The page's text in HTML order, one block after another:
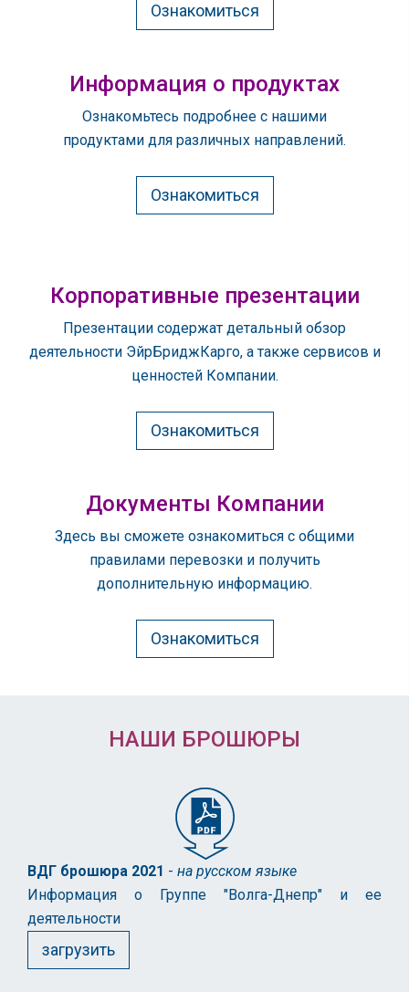
Ознакомиться
Информация о продуктах
Ознакомьтесь подробнее с нашими
продуктами для различных направлений.
Ознакомиться
Корпоративные презентации
Презентации содержат детальный обзор
деятельности ЭйрБриджКарго, а также сервисов и
ценностей Компании.
Ознакомиться
Документы Компании
Здесь вы сможете ознакомиться с общими
правилами перевозки и получить
дополнительную информацию.
Ознакомиться
НАШИ БРОШЮРЫ
ВДГ брошюра 2021 - на русском языке
Информация о Группе "Волга-Днепр" и ее
деятельности
загрузить